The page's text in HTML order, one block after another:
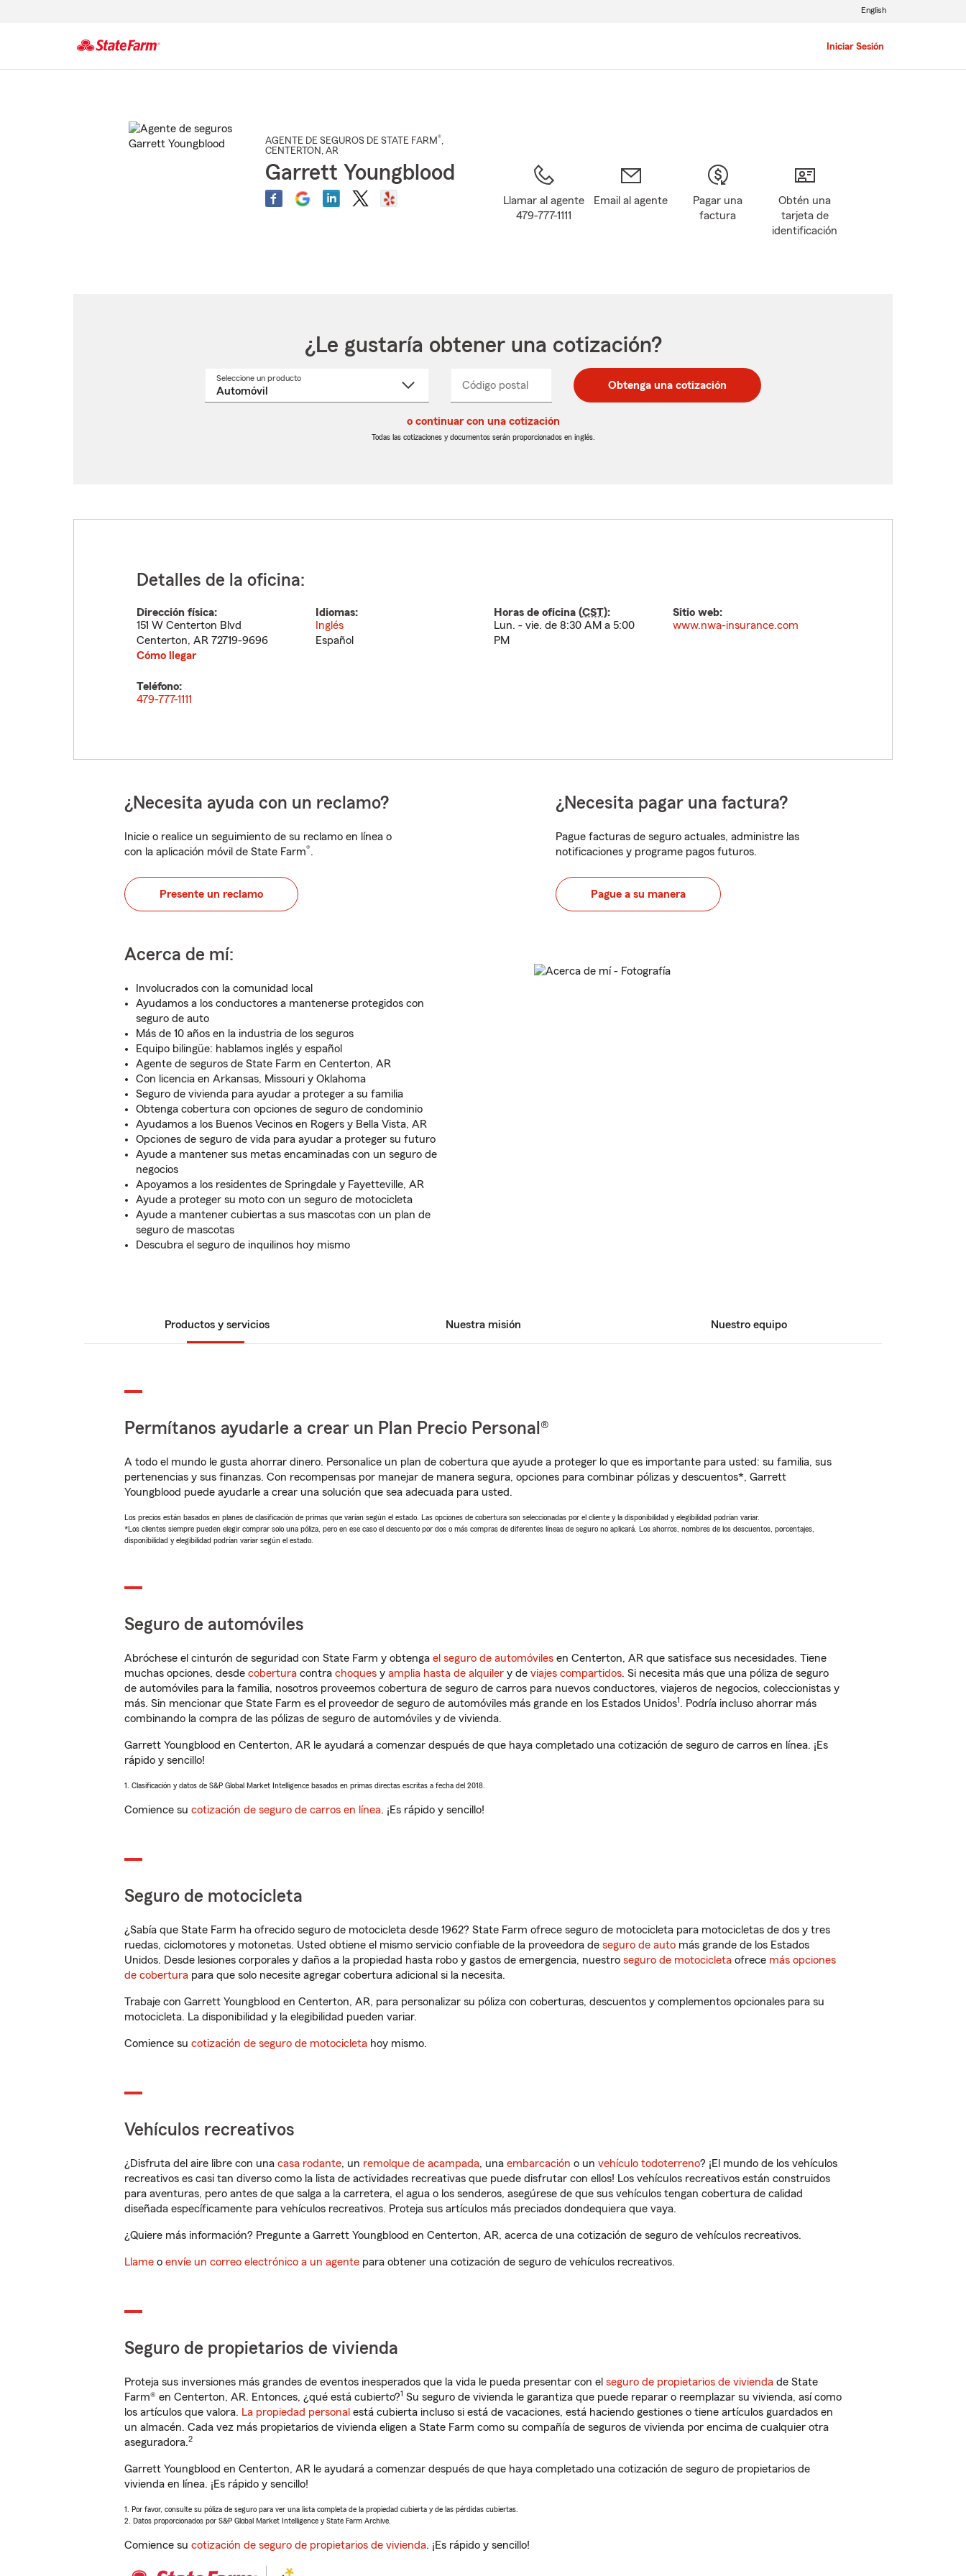
Iniciar Sesión
English
AGENTE DE SEGUROS DE STATE FARM®,
CENTERTON , AR
Garrett Youngblood
Llamar al agente
479-777-1111
Email al agente
Pagar una
factura
Obtén una
tarjeta de
identificación
¿Le gustaría obtener una cotización?
Seleccione un productoSeleccione
Código postal
postal
de
postal
de
_____ Obtenga una cotización
o continuar con una cotización
Todas las cotizaciones y documentos serán proporcionados en inglés.
Detalles de la oficina:
Dirección física:
151 W Centerton Blvd
Centerton, AR 72719-9696
Cómo llegar
Idiomas:
Inglés
Español
Horas de oficina (CST):
Lun. - vie. de 8:30 AM a 5:00
PM
Sitio web:
www.nwa-insurance.com
Teléfono:
479-777-1111
¿Necesita ayuda con un reclamo?
Inicie o realice un seguimiento de su reclamo en línea o
con la aplicación móvil de State Farm®.
Presente un reclamo
¿Necesita pagar una factura?
Pague facturas de seguro actuales, administre las
notificaciones y programe pagos futuros.
Pague a su manera
Acerca de mí:
Involucrados con la comunidad local
Ayudamos a los conductores a mantenerse protegidos con
seguro de auto
Más de 10 años en la industria de los seguros
Equipo bilingüe: hablamos inglés y español
Agente de seguros de State Farm en Centerton, AR
Con licencia en Arkansas, Missouri y Oklahoma
Seguro de vivienda para ayudar a proteger a su familia
Obtenga cobertura con opciones de seguro de condominio
Ayudamos a los Buenos Vecinos en Rogers y Bella Vista, AR
Opciones de seguro de vida para ayudar a proteger su futuro
Ayude a mantener sus metas encaminadas con un seguro de
negocios
Apoyamos a los residentes de Springdale y Fayetteville, AR
Ayude a proteger su moto con un seguro de motocicleta
Ayude a mantener cubiertas a sus mascotas con un plan de
seguro de mascotas
Descubra el seguro de inquilinos hoy mismo
Productos y servicios Nuestra misión Nuestro equipo
Permítanos ayudarle a crear un Plan Precio Personal®
A todo el mundo le gusta ahorrar dinero. Personalice un plan de cobertura que ayude a proteger lo que es importante para usted: su familia, sus
pertenencias y sus finanzas. Con recompensas por manejar de manera segura, opciones para combinar pólizas y descuentos*, Garrett
Youngblood puede ayudarle a crear una solución que sea adecuada para usted.
Los precios están basados en planes de clasificación de primas que varían según el estado. Las opciones de cobertura son seleccionadas por el cliente y la disponibilidad y elegibilidad podrían variar.
*Los clientes siempre pueden elegir comprar solo una póliza, pero en ese caso el descuento por dos o más compras de diferentes líneas de seguro no aplicará. Los ahorros, nombres de los descuentos, porcentajes,
disponibilidad y elegibilidad podrían variar según el estado.
Seguro de automóviles
Abróchese el cinturón de seguridad con State Farm y obtenga el seguro de automóviles en Centerton, AR que satisface sus necesidades. Tiene
muchas opciones, desde cobertura contra choques y amplia hasta de alquiler y de viajes compartidos. Si necesita más que una póliza de seguro
de automóviles para la familia, nosotros proveemos cobertura de seguro de carros para nuevos conductores, viajeros de negocios, coleccionistas y
más. Sin mencionar que State Farm es el proveedor de seguro de automóviles más grande en los Estados Unidos1. Podría incluso ahorrar más
combinando la compra de las pólizas de seguro de automóviles y de vivienda.
Garrett Youngblood en Centerton, AR le ayudará a comenzar después de que haya completado una cotización de seguro de carros en línea. ¡Es
rápido y sencillo!
1. Clasificación y datos de S&P Global Market Intelligence basados en primas directas escritas a fecha del 2018.
Comience su cotización de seguro de carros en línea. ¡Es rápido y sencillo!
Seguro de motocicleta
¿Sabía que State Farm ha ofrecido seguro de motocicleta desde 1962? State Farm ofrece seguro de motocicleta para motocicletas de dos y tres
ruedas, ciclomotores y motonetas. Usted obtiene el mismo servicio confiable de la proveedora de seguro de auto más grande de los Estados
Unidos. Desde lesiones corporales y daños a la propiedad hasta robo y gastos de emergencia, nuestro seguro de motocicleta ofrece más opciones
de cobertura para que solo necesite agregar cobertura adicional si la necesita.
Trabaje con Garrett Youngblood en Centerton, AR, para personalizar su póliza con coberturas, descuentos y complementos opcionales para su
motocicleta. La disponibilidad y la elegibilidad pueden variar.
Comience su cotización de seguro de motocicleta hoy mismo.
Vehículos recreativos
¿Disfruta del aire libre con una casa rodante, un remolque de acampada, una embarcación o un vehículo todoterreno? ¡El mundo de los vehículos
recreativos es casi tan diverso como la lista de actividades recreativas que puede disfrutar con ellos! Los vehículos recreativos están construidos
para aventuras, pero antes de que salga a la carretera, el agua o los senderos, asegúrese de que sus vehículos tengan cobertura de calidad
diseñada específicamente para vehículos recreativos. Proteja sus artículos más preciados dondequiera que vaya.
¿Quiere más información? Pregunte a Garrett Youngblood en Centerton, AR, acerca de una cotización de seguro de vehículos recreativos.
Llame o envíe un correo electrónico a un agente para obtener una cotización de seguro de vehículos recreativos.
Seguro de propietarios de vivienda
Proteja sus inversiones más grandes de eventos inesperados que la vida le pueda presentar con el seguro de propietarios de vivienda de State
Farm® en Centerton, AR. Entonces, ¿qué está cubierto?1 Su seguro de vivienda le garantiza que puede reparar o reemplazar su vivienda, así como
los artículos que valora. La propiedad personal está cubierta incluso si está de vacaciones, está haciendo gestiones o tiene artículos guardados en
un almacén. Cada vez más propietarios de vivienda eligen a State Farm como su compañía de seguros de vivienda por encima de cualquier otra
aseguradora.2
Garrett Youngblood en Centerton, AR le ayudará a comenzar después de que haya completado una cotización de seguro de propietarios de
vivienda en línea. ¡Es rápido y sencillo!
1. Por favor, consulte su póliza de seguro para ver una lista completa de la propiedad cubierta y de las pérdidas cubiertas.
2. Datos proporcionados por S&P Global Market Intelligence y State Farm Archive.
Comience su cotización de seguro de propietarios de vivienda. ¡Es rápido y sencillo!